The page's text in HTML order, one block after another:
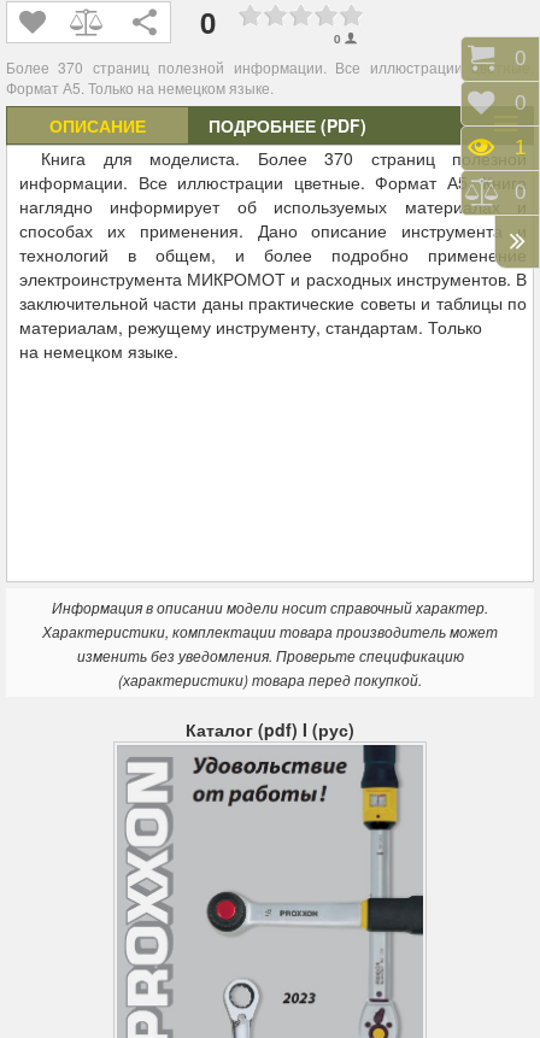
0 0
Более 370 страниц полезной информации. Все иллюстрации цветные.
Формат А5. Только на немецком языке.
ОПИСАНИЕ
ПОДРОБНЕЕ (PDF)
Книга для моделиста. Более 370 страниц полезной
информации. Все иллюстрации цветные. Формат А5. Книга
наглядно информирует об используемых материалах и
способах их применения. Дано описание инструмента и
технологий в общем, и более подробно применение
электроинструмента МИКРОМОТ и расходных инструментов. В
заключительной части даны практические советы и таблицы по
материалам, режущему инструменту, стандартам. Только
на немецком языке.
Информация в описании модели носит справочный характер.
Характеристики, комплектации товара производитель может
изменить без уведомления. Проверьте спецификацию
(характеристики) товара перед покупкой.
Каталог (pdf) I (рус)
0
0
1
0